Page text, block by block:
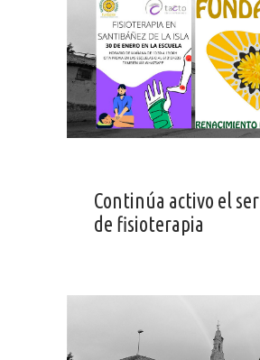
Continúa activo el
de fisioterapia